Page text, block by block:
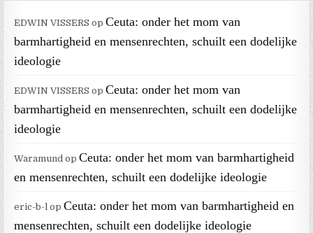
EDWIN VISSERS opCeuta: onder het mom van
barmhartigheid en mensenrechten, schuilt een dodelijke
ideologie
EDWIN VISSERS opCeuta: onder het mom van
barmhartigheid en mensenrechten, schuilt een dodelijke
ideologie
Waramund opCeuta: onder het mom van barmhartigheid
en mensenrechten, schuilt een dodelijke ideologie
eric-b-l opCeuta: onder het mom van barmhartigheid en
mensenrechten, schuilt een dodelijke ideologie